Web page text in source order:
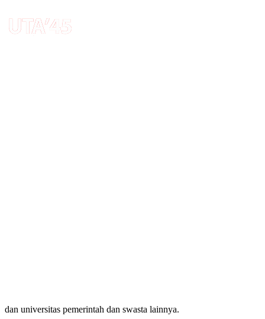
dan universitas pemerintah dan swasta lainnya.